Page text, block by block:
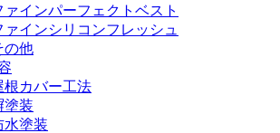
ァインパーフェクトベスト
ァインシリコンフレッシュ
の他
根カバー工法
塗装
水塗装